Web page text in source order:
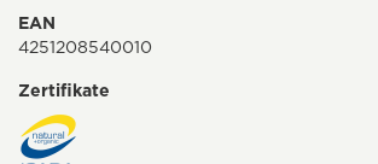
EAN
4251208540010
Zertifikate